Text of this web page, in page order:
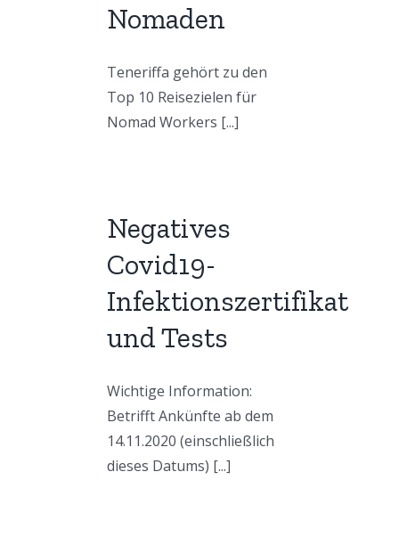
Nomaden
Teneriffa gehört zu den
Top 10 Reisezielen für
Nomad Workers [...]
Negatives
Covid19-
Infektionszertifikat
und Tests
Wichtige Information:
Betrifft Ankünfte ab dem
14.11.2020 (einschließlich
dieses Datums) [...]